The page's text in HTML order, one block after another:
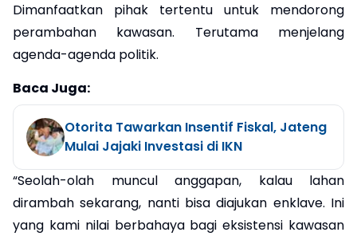
Dimanfaatkan pihak tertentu untuk mendorong
perambahan kawasan. Terutama menjelang
agenda-agenda politik.
Baca Juga:
Otorita Tawarkan Insentif Fiskal, Jateng
Mulai Jajaki Investasi di IKN
‎“Seolah-olah muncul anggapan, kalau lahan
dirambah sekarang, nanti bisa diajukan enklave. Ini
yang kami nilai berbahaya bagi eksistensi kawasan